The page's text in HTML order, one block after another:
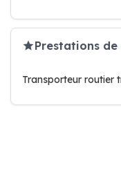
Prestations
Transporteur routier